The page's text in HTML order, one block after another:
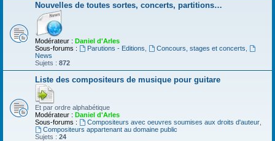
Nouvelles de toutes sortes, concerts, partitions…
Modérateur : Daniel d'Arles
Sous-forums :
Parutions - Editions Concours, stages et concerts
News
Sujets : 872
Liste des compositeurs de musique pour guitare
Et par ordre alphabétique
Modérateur : Daniel d'Arles
Sous-forums :
Compositeurs avec oeuvres soumises aux droits d'auteur,
Compositeurs appartenant au domaine public
Sujets : 24